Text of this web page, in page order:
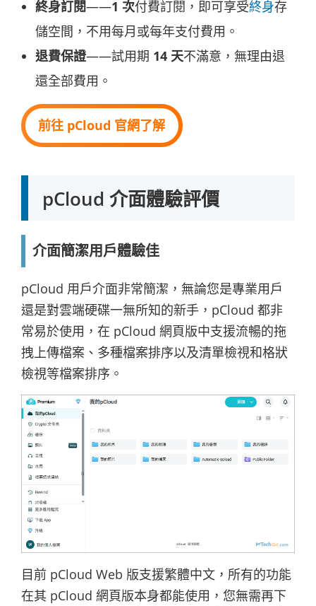
終身訂閱——1 次付費訂閱，即可享受終身存
儲空間，不用每月或每年支付費用。
退費保證——試用期 14 天不滿意，無理由退
還全部費用。
前往 pCloud 官網了解
pCloud 介面體驗評價
介面簡潔用戶體驗佳
pCloud 用戶介面非常簡潔，無論您是專業用戶
還是對雲端硬碟一無所知的新手，pCloud 都非
常易於使用，在 pCloud 網頁版中支援流暢的拖
拽上傳檔案、多種檔案排序以及清單檢視和格狀
檢視等檔案排序。
目前 pCloud Web 版支援繁體中文，所有的功能
在其 pCloud 網頁版本身都能使用，您無需再下